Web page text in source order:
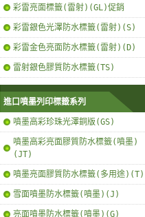
彩雷亮面標籤(雷射)(GL)促銷
彩雷銀色光澤防水標籤(雷射)(S)
彩雷金色亮面防水標籤(雷射)(D)
雷射銀色膠質防水標籤(TS)
進口噴墨列印標籤系列
噴墨高彩珍珠光澤銅版(GS)
噴墨高彩亮面膠質防水標籤(噴墨)
(JT)
噴墨亮面膠質防水標籤(多用途)(T)
雪面噴墨防水標籤(噴墨)(J)
亮面噴墨防水標籤(噴墨)(G)